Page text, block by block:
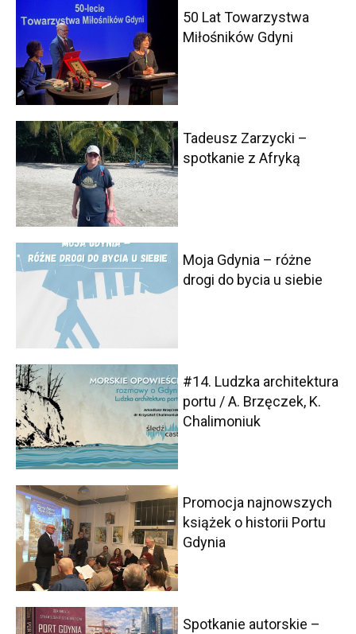
50 Lat Towarzystwa
Miłośników Gdyni
Tadeusz Zarzycki –
spotkanie z Afryką
Moja Gdynia – różne
drogi do bycia u siebie
#14. Ludzka architektura
portu / A. Brzęczek, K.
Chalimoniuk
Promocja najnowszych
książek o historii Portu
Gdynia
Spotkanie autorskie –